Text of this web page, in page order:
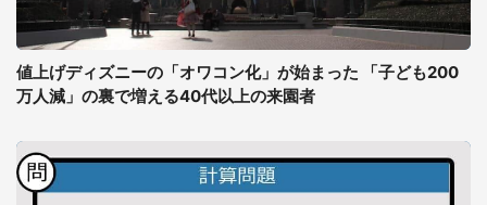
値上げディズニーの「オワコン化」が始まった 「子ども200
万人減」の裏で増える40代以上の来園者